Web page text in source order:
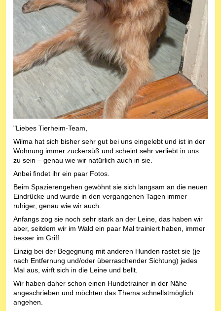
"Liebes Tierheim-Team,
Wilma hat sich bisher sehr gut bei uns eingelebt und ist in der
Wohnung immer zuckersüß und scheint sehr verliebt in uns
zu sein – genau wie wir natürlich auch in sie.
Anbei findet ihr ein paar Fotos.
Beim Spazierengehen gewöhnt sie sich langsam an die neuen
Eindrücke und wurde in den vergangenen Tagen immer
ruhiger, genau wie wir auch.
Anfangs zog sie noch sehr stark an der Leine, das haben wir
aber, seitdem wir im Wald ein paar Mal trainiert haben, immer
besser im Griff.
Einzig bei der Begegnung mit anderen Hunden rastet sie (je
nach Entfernung und/oder überraschender Sichtung) jedes
Mal aus, wirft sich in die Leine und bellt.
Wir haben daher schon einen Hundetrainer in der Nähe
angeschrieben und möchten das Thema schnellstmöglich
angehen.